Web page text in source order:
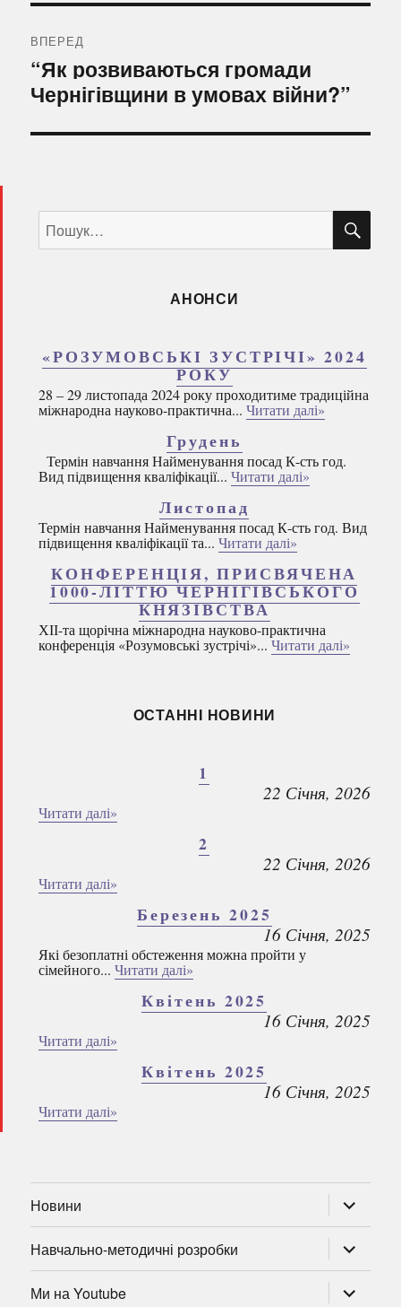
ВПЕРЕД
Наступний
запис:
“Як розвиваються громади
Чернігівщини в умовах війни?”
за
запитом:
АНОНСИ
«РОЗУМОВСЬКІ ЗУСТРІЧІ» 2024
РОКУ
28 – 29 листопада 2024 року проходитиме традиційна
міжнародна науково-практична... Читати далі»
Грудень
Термін навчання Найменування посад К-сть год.
Вид підвищення кваліфікації... Читати далі»
Листопад
Термін навчання Найменування посад К-сть год. Вид
підвищення кваліфікації та... Читати далі»
КОНФЕРЕНЦІЯ, ПРИСВЯЧЕНА
1000-ЛІТТЮ ЧЕРНІГІВСЬКОГО
КНЯЗІВСТВА
ХІІ-та щорічна міжнародна науково-практична
конференція «Розумовські зустрічі»... Читати далі»
ОСТАННІ НОВИНИ
1
22 Січня, 2026
Читати далі»
2
22 Січня, 2026
Читати далі»
Березень 2025
16 Січня, 2025
Які безоплатні обстеження можна пройти у
сімейного... Читати далі»
Квітень 2025
16 Січня, 2025
Читати далі»
Квітень 2025
16 Січня, 2025
Читати далі»
Новини
підменю
Навчально-методичні розробки
підменю
Ми на Youtube
підменю